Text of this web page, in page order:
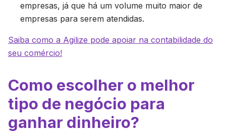
empresas, já que há um volume muito maior de
empresas para serem atendidas.
Saiba como a Agilize pode apoiar na contabilidade do
seu comércio!
Como escolher o melhor
tipo de negócio para
ganhar dinheiro?